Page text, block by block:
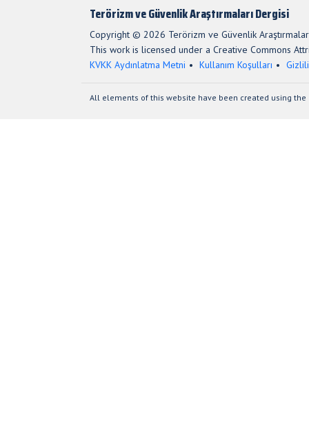
Terörizm ve Güvenlik Araştırmaları Dergisi
Copyright © 2026 Terörizm ve Güvenlik
This work is licensed under a Creative Commons
KVKK Aydınlatma Metni
Kullanım Koşulları
All elements of this website have been created using the